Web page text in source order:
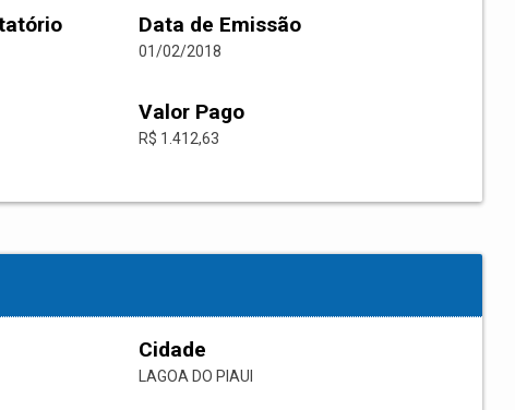
Data de Emissão
01/02/2018
Valor Pago
R$ 1.412,63
Cidade
LAGOA DO PIAUI